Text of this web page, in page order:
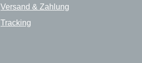
Versand & Zahlung
Tracking